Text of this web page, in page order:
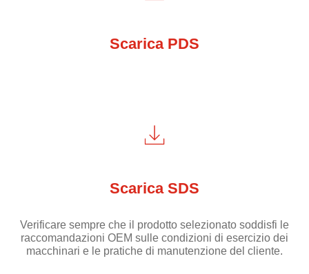
Scarica PDS
Scarica SDS
Verificare sempre che il prodotto selezionato soddisfi le
raccomandazioni OEM sulle condizioni di esercizio dei
macchinari e le pratiche di manutenzione del cliente.